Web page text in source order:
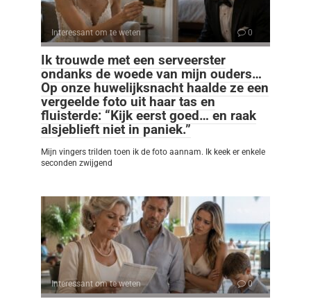
Interessant om te weten 0
Ik trouwde met een serveerster
ondanks de woede van mijn ouders…
Op onze huwelijksnacht haalde ze een
vergeelde foto uit haar tas en
fluisterde: “Kijk eerst goed… en raak
alsjeblieft niet in paniek.”
Mijn vingers trilden toen ik de foto aannam. Ik keek er enkele
seconden zwijgend
Interessant om te weten 0